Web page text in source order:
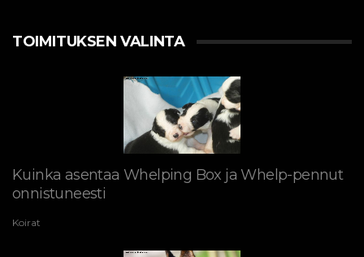
TOIMITUKSEN VALINTA
Kuinka asentaa Whelping Box ja Whelp-pennut
onnistuneesti
Koirat